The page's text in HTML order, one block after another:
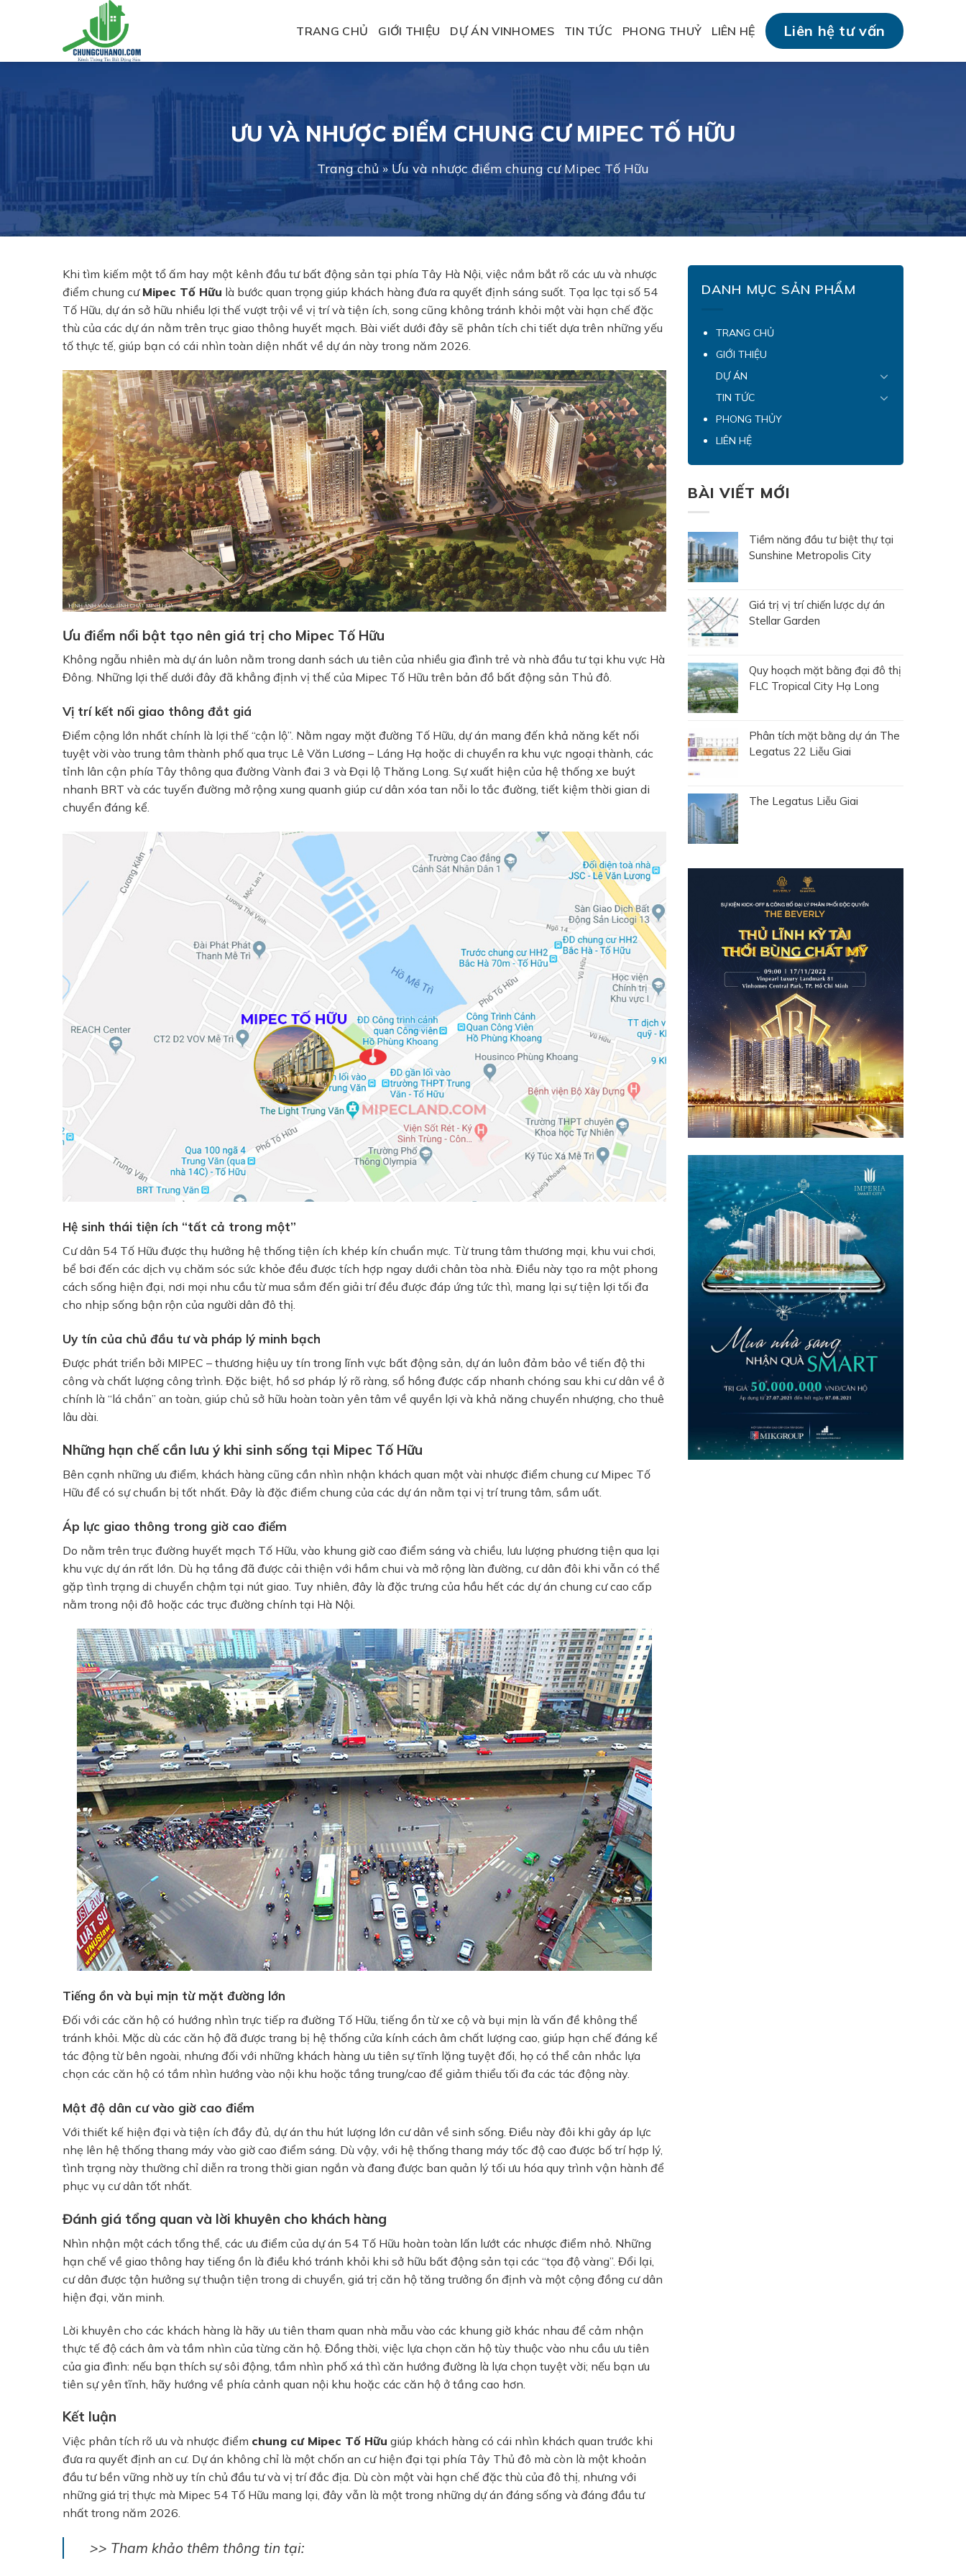
TRANG CHỦ GIỚI THIỆU DỰ ÁN VINHOMES TIN TỨC PHONG THUỶ LIÊN HỆ Liên hệ tư vấn
ƯU VÀ NHƯỢC ĐIỂM CHUNG CƯ MIPEC TỐ HỮU
Trang chủ » Ưu và nhược điểm chung cư Mipec Tố Hữu
Khi tìm kiếm một tổ ấm hay một kênh đầu tư bất động sản tại phía Tây Hà Nội, việc nắm bắt rõ các ưu và nhược
điểm chung cư Mipec Tố Hữu là bước quan trọng giúp khách hàng đưa ra quyết định sáng suốt. Tọa lạc tại số 54
Tố Hữu, dự án sở hữu nhiều lợi thế vượt trội về vị trí và tiện ích, song cũng không tránh khỏi một vài hạn chế đặc
thù của các dự án nằm trên trục giao thông huyết mạch. Bài viết dưới đây sẽ phân tích chi tiết dựa trên những yếu
tố thực tế, giúp bạn có cái nhìn toàn diện nhất về dự án này trong năm 2026.
Ưu điểm nổi bật tạo nên giá trị cho Mipec Tố Hữu
Không ngẫu nhiên mà dự án luôn nằm trong danh sách ưu tiên của nhiều gia đình trẻ và nhà đầu tư tại khu vực Hà
Đông. Những lợi thế dưới đây đã khẳng định vị thế của Mipec Tố Hữu trên bản đồ bất động sản Thủ đô.
Vị trí kết nối giao thông đắt giá
Điểm cộng lớn nhất chính là lợi thế “cận lộ”. Nằm ngay mặt đường Tố Hữu, dự án mang đến khả năng kết nối
tuyệt vời vào trung tâm thành phố qua trục Lê Văn Lương – Láng Hạ hoặc di chuyển ra khu vực ngoại thành, các
tỉnh lân cận phía Tây thông qua đường Vành đai 3 và Đại lộ Thăng Long. Sự xuất hiện của hệ thống xe buýt
nhanh BRT và các tuyến đường mở rộng xung quanh giúp cư dân xóa tan nỗi lo tắc đường, tiết kiệm thời gian di
chuyển đáng kể.
Hệ sinh thái tiện ích “tất cả trong một”
Cư dân 54 Tố Hữu được thụ hưởng hệ thống tiện ích khép kín chuẩn mực. Từ trung tâm thương mại, khu vui chơi,
bể bơi đến các dịch vụ chăm sóc sức khỏe đều được tích hợp ngay dưới chân tòa nhà. Điều này tạo ra một phong
cách sống hiện đại, nơi mọi nhu cầu từ mua sắm đến giải trí đều được đáp ứng tức thì, mang lại sự tiện lợi tối đa
cho nhịp sống bận rộn của người dân đô thị.
Uy tín của chủ đầu tư và pháp lý minh bạch
Được phát triển bởi MIPEC – thương hiệu uy tín trong lĩnh vực bất động sản, dự án luôn đảm bảo về tiến độ thi
công và chất lượng công trình. Đặc biệt, hồ sơ pháp lý rõ ràng, sổ hồng được cấp nhanh chóng sau khi cư dân về ở
chính là “lá chắn” an toàn, giúp chủ sở hữu hoàn toàn yên tâm về quyền lợi và khả năng chuyển nhượng, cho thuê
lâu dài.
Những hạn chế cần lưu ý khi sinh sống tại Mipec Tố Hữu
Bên cạnh những ưu điểm, khách hàng cũng cần nhìn nhận khách quan một vài nhược điểm chung cư Mipec Tố
Hữu để có sự chuẩn bị tốt nhất. Đây là đặc điểm chung của các dự án nằm tại vị trí trung tâm, sầm uất.
Áp lực giao thông trong giờ cao điểm
Do nằm trên trục đường huyết mạch Tố Hữu, vào khung giờ cao điểm sáng và chiều, lưu lượng phương tiện qua lại
khu vực dự án rất lớn. Dù hạ tầng đã được cải thiện với hầm chui và mở rộng làn đường, cư dân đôi khi vẫn có thể
gặp tình trạng di chuyển chậm tại nút giao. Tuy nhiên, đây là đặc trưng của hầu hết các dự án chung cư cao cấp
nằm trong nội đô hoặc các trục đường chính tại Hà Nội.
Tiếng ồn và bụi mịn từ mặt đường lớn
Đối với các căn hộ có hướng nhìn trực tiếp ra đường Tố Hữu, tiếng ồn từ xe cộ và bụi mịn là vấn đề không thể
tránh khỏi. Mặc dù các căn hộ đã được trang bị hệ thống cửa kính cách âm chất lượng cao, giúp hạn chế đáng kể
tác động từ bên ngoài, nhưng đối với những khách hàng ưu tiên sự tĩnh lặng tuyệt đối, họ có thể cân nhắc lựa
chọn các căn hộ có tầm nhìn hướng vào nội khu hoặc tầng trung/cao để giảm thiểu tối đa các tác động này.
Mật độ dân cư vào giờ cao điểm
Với thiết kế hiện đại và tiện ích đầy đủ, dự án thu hút lượng lớn cư dân về sinh sống. Điều này đôi khi gây áp lực
nhẹ lên hệ thống thang máy vào giờ cao điểm sáng. Dù vậy, với hệ thống thang máy tốc độ cao được bố trí hợp lý,
tình trạng này thường chỉ diễn ra trong thời gian ngắn và đang được ban quản lý tối ưu hóa quy trình vận hành để
phục vụ cư dân tốt nhất.
Đánh giá tổng quan và lời khuyên cho khách hàng
Nhìn nhận một cách tổng thể, các ưu điểm của dự án 54 Tố Hữu hoàn toàn lấn lướt các nhược điểm nhỏ. Những
hạn chế về giao thông hay tiếng ồn là điều khó tránh khỏi khi sở hữu bất động sản tại các “tọa độ vàng”. Đổi lại,
cư dân được tận hưởng sự thuận tiện trong di chuyển, giá trị căn hộ tăng trưởng ổn định và một cộng đồng cư dân
hiện đại, văn minh.
Lời khuyên cho các khách hàng là hãy ưu tiên tham quan nhà mẫu vào các khung giờ khác nhau để cảm nhận
thực tế độ cách âm và tầm nhìn của từng căn hộ. Đồng thời, việc lựa chọn căn hộ tùy thuộc vào nhu cầu ưu tiên
của gia đình: nếu bạn thích sự sôi động, tầm nhìn phố xá thì căn hướng đường là lựa chọn tuyệt vời; nếu bạn ưu
tiên sự yên tĩnh, hãy hướng về phía cảnh quan nội khu hoặc các căn hộ ở tầng cao hơn.
Kết luận
Việc phân tích rõ ưu và nhược điểm chung cư Mipec Tố Hữu giúp khách hàng có cái nhìn khách quan trước khi
đưa ra quyết định an cư. Dự án không chỉ là một chốn an cư hiện đại tại phía Tây Thủ đô mà còn là một khoản
đầu tư bền vững nhờ uy tín chủ đầu tư và vị trí đắc địa. Dù còn một vài hạn chế đặc thù của đô thị, nhưng với
những giá trị thực mà Mipec 54 Tố Hữu mang lại, đây vẫn là một trong những dự án đáng sống và đáng đầu tư
nhất trong năm 2026.
>> Tham khảo thêm thông tin tại:
DANH MỤC SẢN PHẨM
TRANG CHỦ
GIỚI THIỆU
DỰ ÁN
TIN TỨC
PHONG THỦY
LIÊN HỆ
BÀI VIẾT MỚI
Tiềm năng đầu tư biệt thự tại
Sunshine Metropolis City
Giá trị vị trí chiến lược dự án
Stellar Garden
Quy hoạch mặt bằng đại đô thị
FLC Tropical City Hạ Long
Phân tích mặt bằng dự án The
Legatus 22 Liễu Giai
The Legatus Liễu Giai